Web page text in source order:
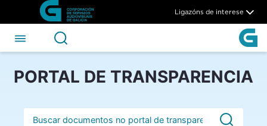
Skip to Main Content
Mandato Marco da Ligazóns de interese
PORTAL DE TRANSPARENCIA
Barra de busca